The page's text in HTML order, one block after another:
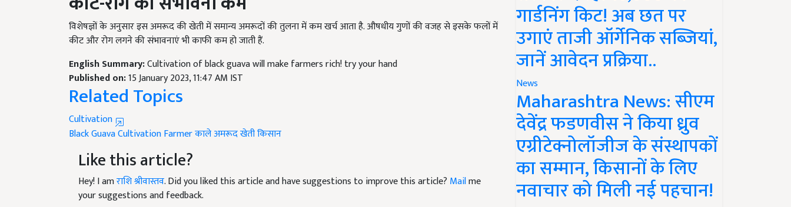
विशेषज्ञों के अनुसार इस अमरूद की खेती में समान्य अमरूदों की तुलना में कम खर्च आता है. औषधीय गुणों की वजह से इसके फलों में
कीट और रोग लगने की संभावनाएं भी काफी कम हो जाती हैं.
English Summary:Cultivation of black guava will make farmers rich! try your hand
Published on:15 January 2023, 11:47 AM IST
Related Topics
Cultivation
Black GuavaCultivationFarmerकाले अमरूदखेतीकिसान
Like this article?
Hey! I amराशि श्रीवास्तव. Did you liked this article and have suggestions to improve this article? Mailme
your suggestions and feedback.
गार्डनिंग किट! अब छत पर
उगाएं ताजी ऑर्गेनिक सब्जियां,
जानें आवेदन प्रक्रिया..
News
Maharashtra News: सीएम
देवेंद्र फडणवीस ने किया ध्रुव
एग्रीटेक्नोलॉजीज के संस्थापकों
का सम्मान, किसानों के लिए
नवाचार को मिली नई पहचान!